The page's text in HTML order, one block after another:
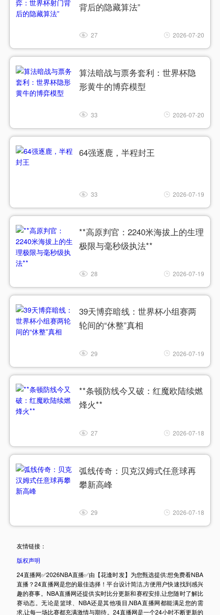
背后的隐藏算法”
27 2026-07-20
算法暗战与票务套利：世界杯隐
形黄牛的博弈模型
33 2026-07-20
64强逐鹿，半程封王
33 2026-07-19
**高原判官：2240米海拔上的生理
极限与毫秒级执法**
28 2026-07-19
39天博弈暗线：世界杯小组赛两
轮间的“休整”真相
29 2026-07-19
**条顿防线今又破：红魔欧陆续燃
烽火**
27 2026-07-18
弧线传奇：贝克汉姆式任意球再
攀新高峰
29 2026-07-18
友情链接：
版权声明
24直播网✅2026NBA直播✅由【花逢时发】为您甄选提供:想免费看NBA
直播？24直播网是您的最佳选择！平台设计简洁,方便用户快速找到感兴
趣的赛事。NBA直播网还提供实时比分更新和赛程安排,让您随时了解比
赛动态。无论是篮球、NBA还是其他项目,NBA直播网都能满足您的需
求,让每一场比赛都充满激情与期待。24直播网是一个24小时不断更新的